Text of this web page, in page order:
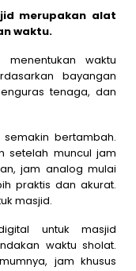
merupakan alat
waktu.
waktu
bayangan
tenaga, dan
bertambah.
setelah muncul jam
jam analog mulai
praktis dan akurat.
masjid.
untuk masjid
waktu sholat.
jam khusus